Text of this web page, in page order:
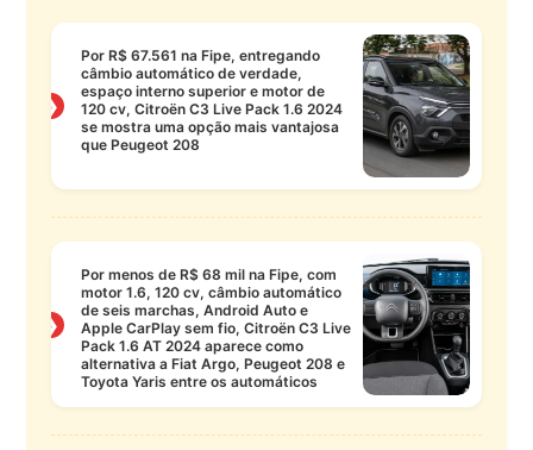
❯
Por R$ 67.561 na Fipe, entregando
câmbio automático de verdade,
espaço interno superior e motor de
120 cv, Citroën C3 Live Pack 1.6 2024
se mostra uma opção mais vantajosa
que Peugeot 208
❯
Por menos de R$ 68 mil na Fipe, com
motor 1.6, 120 cv, câmbio automático
de seis marchas, Android Auto e
Apple CarPlay sem fio, Citroën C3 Live
Pack 1.6 AT 2024 aparece como
alternativa a Fiat Argo, Peugeot 208 e
Toyota Yaris entre os automáticos